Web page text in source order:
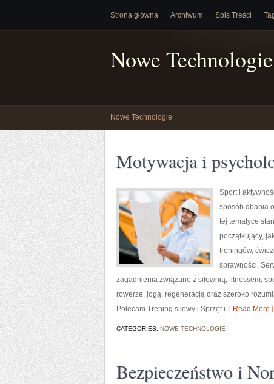
Strona główna Archiwum Spis Treści
Nowe Technologie
Nowe Technologie
Motywacja i
Sport i
sposób dbania
tej tematyce
początkujący,
treningów,
sprawności.
zagadnienia związane z siłownią, fitnessem,
rowerze, jogą, regeneracją oraz szeroko
Polecam Trening siłowy i Sprzęt i [ Read More ]
CATEGORIES: NOWE TECHNOLOGIE
Bezpieczeństwo i